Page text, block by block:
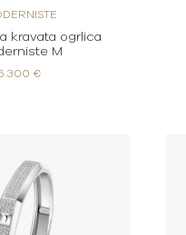
kravata ogrlica
M
€